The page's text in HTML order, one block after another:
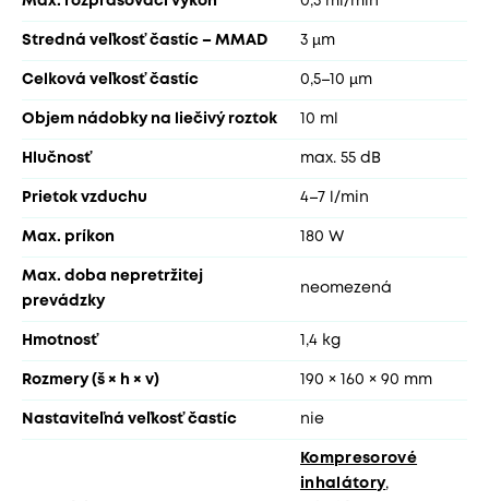
Stredná veľkosť častíc – MMAD 3 µm
Celková veľkosť častíc 0,5–10 µm
Objem nádobky na liečivý roztok 10 ml
Hlučnosť max. 55 dB
Prietok vzduchu 4–7 l/min
Max. príkon 180 W
Max. doba nepretržitej
prevádzky
neomezená
Hmotnosť 1,4 kg
Rozmery (š × h × v) 190 × 160 × 90 mm
Nastaviteľná veľkosť častíc nie
Kompresorové
inhalátory,